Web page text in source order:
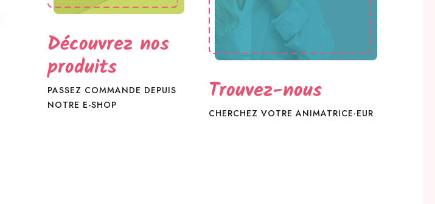
Découvrez nos
produits
PASSEZ COMMANDE DEPUIS
NOTRE E-SHOP
Trouvez-nous
CHERCHEZ VOTRE ANIMATRICE·EUR